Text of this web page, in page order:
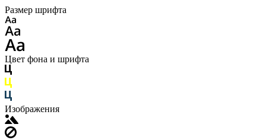
Размер шрифта
Цвет фона и шрифта
Изображения